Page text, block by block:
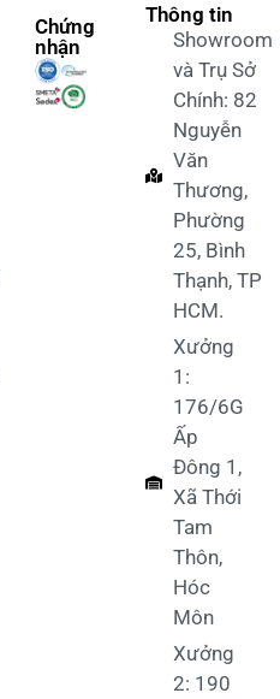
Chứng
nhận
Thông tin
Showroom
và Trụ Sở
Chính: 82
Nguyễn
Văn
Thương,
Phường
25, Bình
Thạnh, TP
HCM.
Xưởng
1:
176/6G
Ấp
Đông 1,
Xã Thới
Tam
Thôn,
Hóc
Môn
Xưởng
2: 190